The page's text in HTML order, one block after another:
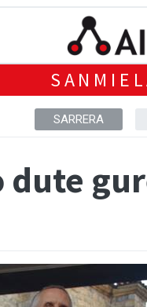
SARRERA
dute